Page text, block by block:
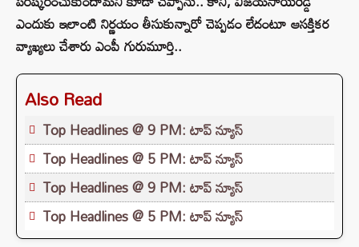
ఎందుకు ఇలాంటి నిర్ణయం తీసుకున్నారో చెప్పడం లేదంటూ ఆసక్తికర
వ్యాఖ్యలు చేశారు ఎంపీ గురుమూర్తి..
Also Read
Top Headlines @ 9 PM: టాప్‌ న్యూస్‌
Top Headlines @ 5 PM: టాప్‌ న్యూస్‌
Top Headlines @ 9 PM: టాప్‌ న్యూస్‌
Top Headlines @ 5 PM: టాప్‌ న్యూస్‌